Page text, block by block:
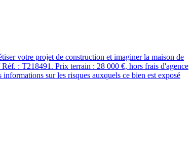
votre projet de construction et imaginer la maison de
: T218491. Prix terrain : 28 000 €, hors frais d'agence
sur les risques auxquels ce bien est exposé